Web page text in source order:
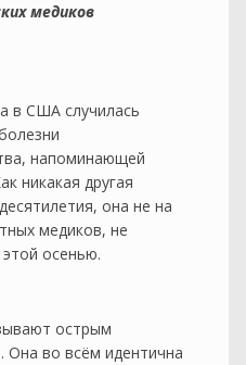
медиков
в США случилась
напоминающей
никакая другая
она не на
медиков, не
осенью.
острым
во всём идентична